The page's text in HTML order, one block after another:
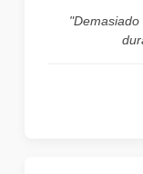
"Demasiado